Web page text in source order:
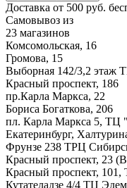
Доставка от 500 руб.
Самовывоз из
23 магазинов
Комсомольская, 16
Громова, 15
Выборная 142/3,2 этаж
Красный проспект, 186
пр.Карла Маркса, 22
Бориса Богаткова, 206
пл. Карла Маркса 5, ТЦ
Екатеринбург,
Фрунзе 238 ТРЦ
Красный проспект, 23
Красный проспект,
Кутателадзе 4/4 ТЦ